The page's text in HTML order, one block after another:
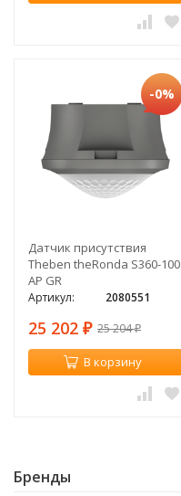
-0%
Датчик присутствия
Theben theRonda S360-100
AP GR
Артикул: 2080551
25 202 ₽ 25 204₽
В корзину
Бренды